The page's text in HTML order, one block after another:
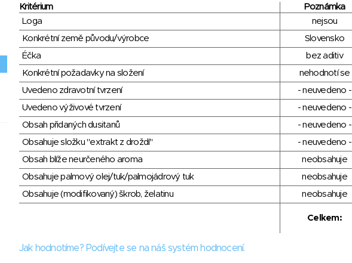
Kritérium Poznámka
Loga
nejsou
Konkrétní země původu/výrobce
Slovensko
Éčka
bez aditiv
Konkrétní požadavky na složení
nehodnotí se
Uvedeno zdravotní tvrzení
- neuvedeno -
Uvedeno výživové tvrzení
- neuvedeno -
Obsah přidaných dusitanů
- neuvedeno -
Obsahuje složku "extrakt z droždí"
- neuvedeno -
Obsah blíže neurčeného aroma
neobsahuje
Obsahuje palmový olej/tuk/palmojádrový tuk
neobsahuje
Obsahuje (modifikovaný) škrob, želatinu
neobsahuje
Celkem:
Jak hodnotíme? Podívejte se na náš systém hodnocení.